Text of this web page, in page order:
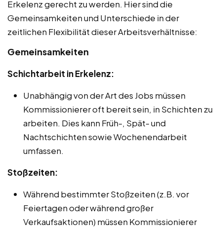
Erkelenz gerecht zu werden. Hier sind die
Gemeinsamkeiten und Unterschiede in der
zeitlichen Flexibilität dieser Arbeitsverhältnisse:
Gemeinsamkeiten
Schichtarbeit in Erkelenz:
Unabhängig von der Art des Jobs müssen
Kommissionierer oft bereit sein, in Schichten zu
arbeiten. Dies kann Früh-, Spät- und
Nachtschichten sowie Wochenendarbeit
umfassen.
Stoßzeiten:
Während bestimmter Stoßzeiten (z.B. vor
Feiertagen oder während großer
Verkaufsaktionen) müssen Kommissionierer